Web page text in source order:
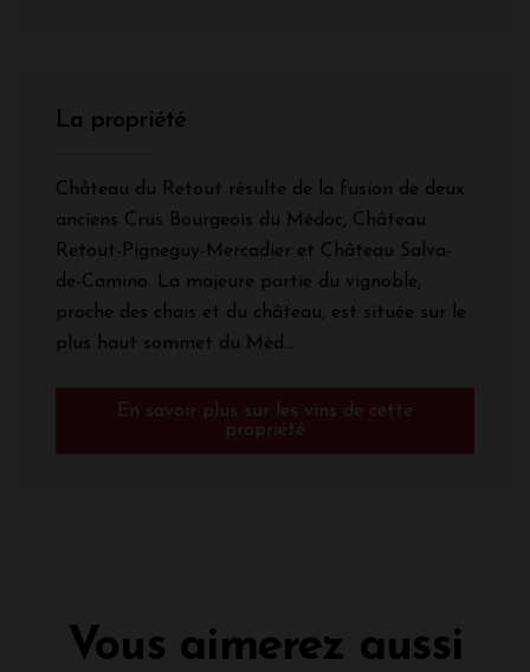
La propriété
Château du Retout résulte de la fusion de deux
anciens Crus Bourgeois du Médoc, Château
Retout-Pigneguy-Mercadier et Château Salva-
de-Camino. La majeure partie du vignoble,
proche des chais et du château, est située sur le
plus haut sommet du Méd...
En savoir plus sur les vins de cette
propriété
Vous aimerez aussi